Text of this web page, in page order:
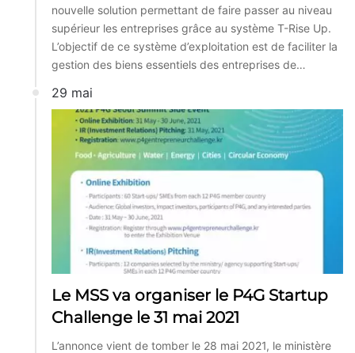
nouvelle solution permettant de faire passer au niveau
supérieur les entreprises grâce au système T-Rise Up.
L’objectif de ce système d’exploitation est de faciliter la
gestion des biens essentiels des entreprises de…
29 mai
Le MSS va organiser le P4G Startup
Challenge le 31 mai 2021
L’annonce vient de tomber le 28 mai 2021, le ministère